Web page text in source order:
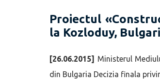
Proiectul
la Kozloduy,
[26.06.2015] Ministerul
din Bulgaria Decizia finala